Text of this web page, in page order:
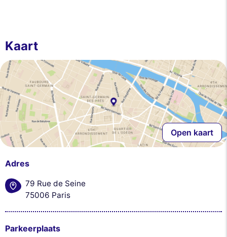
Kaart
Open kaart
Adres
79 Rue de Seine
75006 Paris
Parkeerplaats